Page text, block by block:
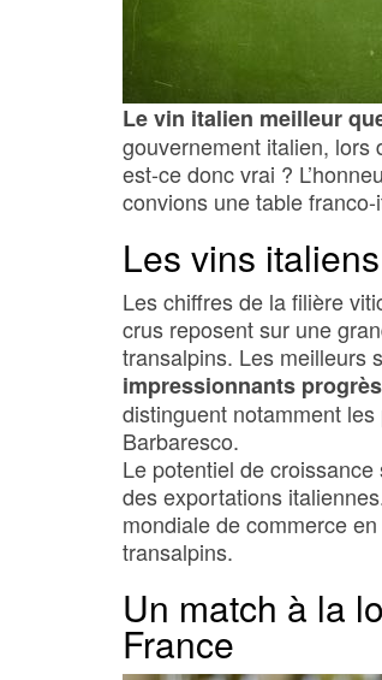
Le vin italien meilleur
gouvernement italien, lors
est-ce donc vrai ?
convions une table
Les vins
Les chiffres de la filière
crus reposent sur une
transalpins. Les meilleurs
impressionnants
distinguent notamment
Barbaresco.
Le potentiel de
des exportations
mondiale de commerce
transalpins.
Un match à la
France